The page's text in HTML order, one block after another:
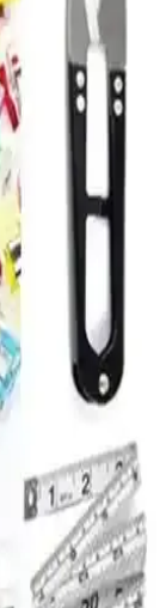
setin size
Yorumları
kullanıcı
ihtiyaçlarınıza
Felsefe
Sanat ve
yorumlarıyla
ve stres
Boyama
içerikleri
sağlar.
Ofis ve Okul